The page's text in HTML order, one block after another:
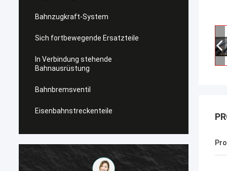
Bahnzugkraft-System
Sich fortbewegende Ersatzteile
In Verbindung stehende
Bahnausrüstung
Bahnbremsventil
Eisenbahnstreckenteile